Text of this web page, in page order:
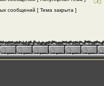
сообщений [ Тема закрыта ]